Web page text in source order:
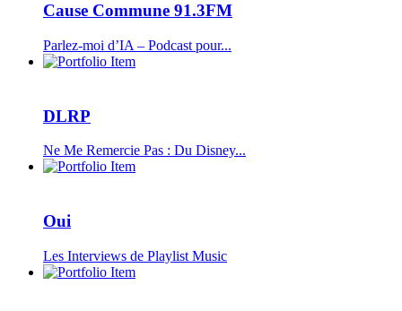
Cause Commune 91.3FM
Parlez-moi d’IA – Podcast pour...
DLRP
Ne Me Remercie Pas : Du Disney...
Oui
Les Interviews de Playlist Music